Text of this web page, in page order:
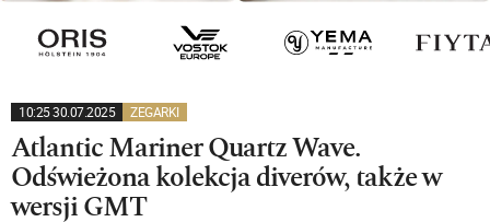
10:25 30.07.2025 ZEGARKI
Atlantic Mariner Quartz Wave.
Odświeżona kolekcja diverów, także w
wersji GMT